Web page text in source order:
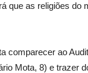
que as religiões do
comparecer ao
Mota, 8) e trazer